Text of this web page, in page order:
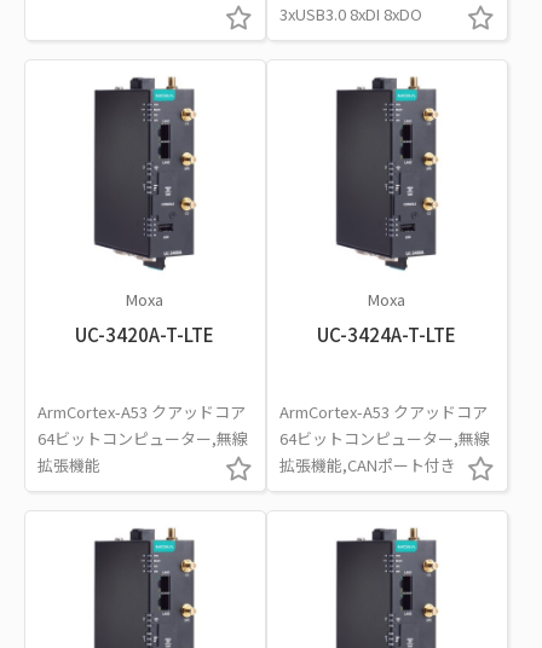
3xUSB3.0 8xDI 8xDO
Moxa
UC-3420A-T-LTE
ArmCortex-A53 クアッドコア
64ビットコンピューター,無線
拡張機能
Moxa
UC-3424A-T-LTE
ArmCortex-A53 クアッドコア
64ビットコンピューター,無線
拡張機能,CANポート付き